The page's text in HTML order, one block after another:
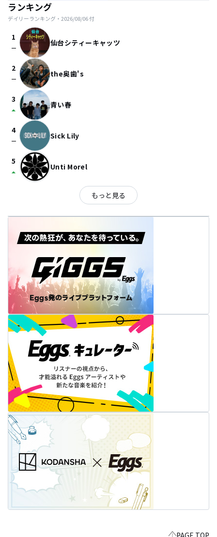
ランキング
デイリーランキング・ 2026/08/06付
1
check_indeterminate_small 仙台シティーキャッツ
2
check_indeterminate_small the奥歯's
3
arrow_drop_up 青い春
4
check_indeterminate_small Sick Lily
5
arrow_drop_up Unti Morel
もっと見る
PAGE TOP